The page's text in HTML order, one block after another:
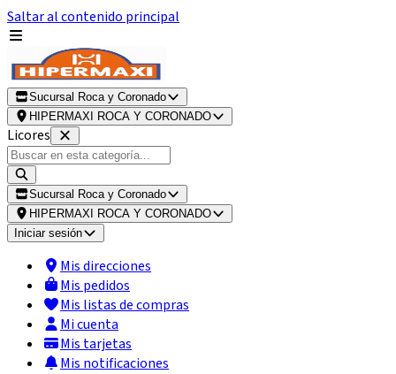
Saltar al contenido principal
Sucursal Roca y Coronado
HIPERMAXI ROCA Y CORONADO
Licores
Sucursal Roca y Coronado
HIPERMAXI ROCA Y CORONADO
Iniciar sesión
Mis direcciones
Mis pedidos
Mis listas de compras
Mi cuenta
Mis tarjetas
Mis notificaciones